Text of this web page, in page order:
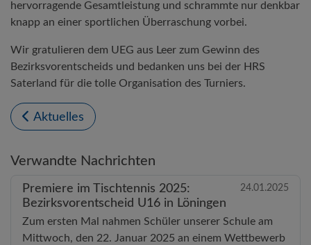
hervorragende Gesamtleistung und schrammte nur denkbar
knapp an einer sportlichen Überraschung vorbei.
Wir gratulieren dem UEG aus Leer zum Gewinn des
Bezirksvorentscheids und bedanken uns bei der HRS
Saterland für die tolle Organisation des Turniers.
Aktuelles
Verwandte Nachrichten
Premiere im Tischtennis 2025:
Bezirksvorentscheid U16 in Löningen
24.01.2025
Zum ersten Mal nahmen Schüler unserer Schule am
Mittwoch, den 22. Januar 2025 an einem Wettbewerb